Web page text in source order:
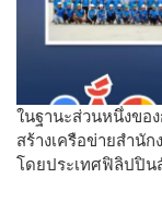
ในฐานะส่วนหนึ่งข
สร้างเครือข่ายสำนั
โดยประเทศฟิลิปปิ
ยาวนานที่สุดแห่งห